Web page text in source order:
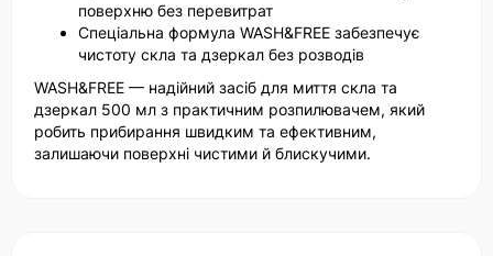
поверхню без перевитрат
Спеціальна формула WASH&FREE забезпечує
чистоту скла та дзеркал без розводів
WASH&FREE — надійний засіб для миття скла та
дзеркал 500 мл з практичним розпилювачем, який
робить прибирання швидким та ефективним,
залишаючи поверхні чистими й блискучими.